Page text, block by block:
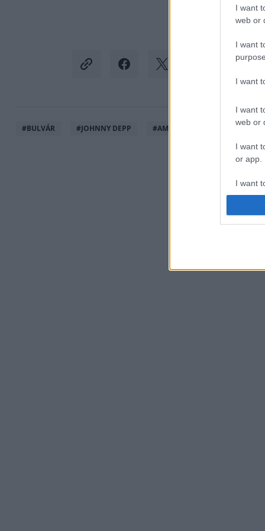
I want
web or
I want
I want
I want
web or
I want
or app.
I want
#BULVÁR #JOHNNY DEPP #AMBER HEARD PER